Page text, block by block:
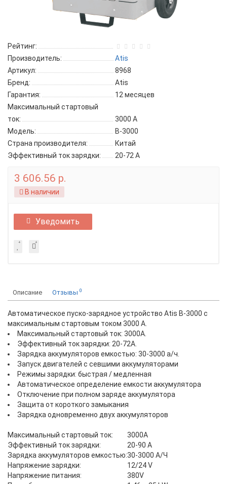
Рейтинг:
Производитель:
Atis
Артикул:
8968
Бренд:
Atis
Гарантия:
12 месяцев
Максимальный стартовый
ток:
3000 A
Модель:
B-3000
Страна производителя:
Китай
Эффективный ток зарядки:
20-72 A
3 606.56 р.
В наличии
Уведомить
Описание Отзывы 0
Автоматическое пуско-зарядное устройство Atis B-3000 с
максимальным стартовым током 3000 А.
Максимальный стартовый ток: 3000А.
Эффективный ток зарядки: 20-72A.
Зарядка аккумуляторов емкостью: 30-3000 а/ч.
Запуск двигателей с севшими аккумуляторами
Режимы зарядки: быстрая / медленная
Автоматическое определение емкости аккумулятора
Отключение при полном заряде аккумулятора
Защита от короткого замыкания
Зарядка одновременно двух аккумуляторов
Максимальный стартовый ток:
3000A
Эффективный ток зарядки:
20-90 А
Зарядка аккумуляторов емкостью:30-3000 А/Ч
Напряжение зарядки:
12/24 V
Напряжение питания:
380V